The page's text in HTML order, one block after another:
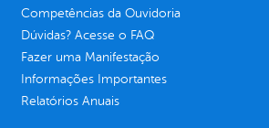
Competências da Ouvidoria
Dúvidas? Acesse o FAQ
Fazer uma Manifestação
Informações Importantes
Relatórios Anuais